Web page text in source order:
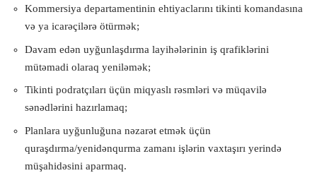
Kommersiya departamentinin ehtiyaclarını tikinti komandasına
və ya icarəçilərə ötürmək;
Davam edən uyğunlaşdırma layihələrinin iş qrafiklərini
mütəmadi olaraq yeniləmək;
Tikinti podratçıları üçün miqyaslı rəsmləri və müqavilə
sənədlərini hazırlamaq;
Planlara uyğunluğuna nəzarət etmək üçün
quraşdırma/yenidənqurma zamanı işlərin vaxtaşırı yerində
müşahidəsini aparmaq.